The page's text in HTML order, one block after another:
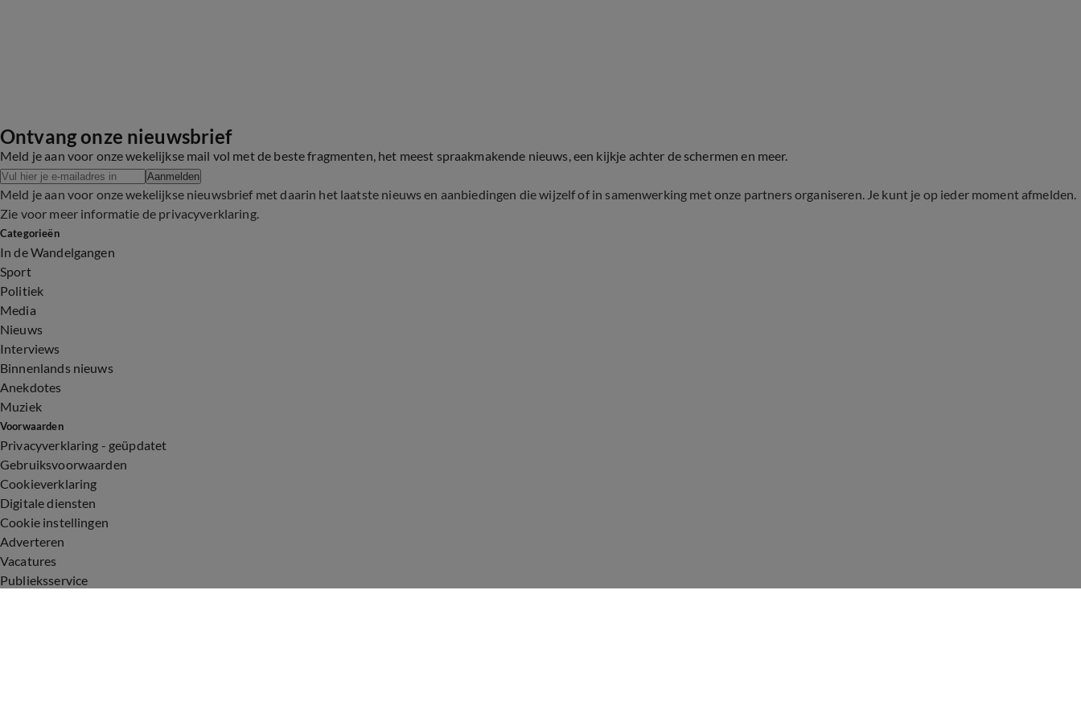
Ontvang onze nieuwsbrief
Meld je aan voor onze wekelijkse mail vol met de beste fragmenten, het meest spraakmakende nieuws, een kijkje achter de schermen en meer.
Aanmelden
Meld je aan voor onze wekelijkse nieuwsbrief met daarin het laatste nieuws en aanbiedingen die wijzelf of in samenwerking met onze partners organiseren. Je kunt je op ieder moment afmelden.
Zie voor meer informatie de privacyverklaring.
Categorieën
In de Wandelgangen
Sport
Politiek
Media
Nieuws
Interviews
Binnenlands nieuws
Anekdotes
Muziek
Voorwaarden
Privacyverklaring - geüpdatet
Gebruiksvoorwaarden
Cookieverklaring
Digitale diensten
Cookie instellingen
Adverteren
Vacatures
Publieksservice